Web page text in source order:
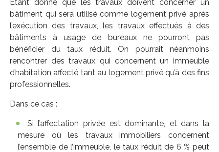
Étant donné que les travaux doivent concerner un
bâtiment qui sera utilisé comme logement privé après
l’exécution des travaux, les travaux effectués à des
bâtiments à usage de bureaux ne pourront pas
bénéficier du taux réduit. On pourrait néanmoins
rencontrer des travaux qui concernent un immeuble
d’habitation affecté tant au logement privé qu’à des fins
professionnelles.
Dans ce cas :
Si l’affectation privée est dominante, et dans la
mesure où les travaux immobiliers concernent
l’ensemble de l’immeuble, le taux réduit de 6 % peut